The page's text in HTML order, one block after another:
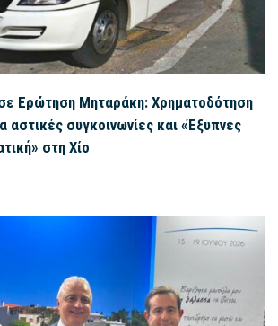
Ερώτηση Μηταράκη: Χρηματοδότηση
αστικές συγκοινωνίες και «Έξυπνες
στη Χίο